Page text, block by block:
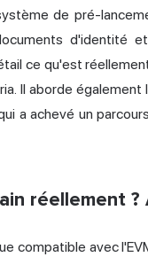
de pré-
d'identité
ce qu'est
Il aborde
a achevé un
réellement
compatible avec